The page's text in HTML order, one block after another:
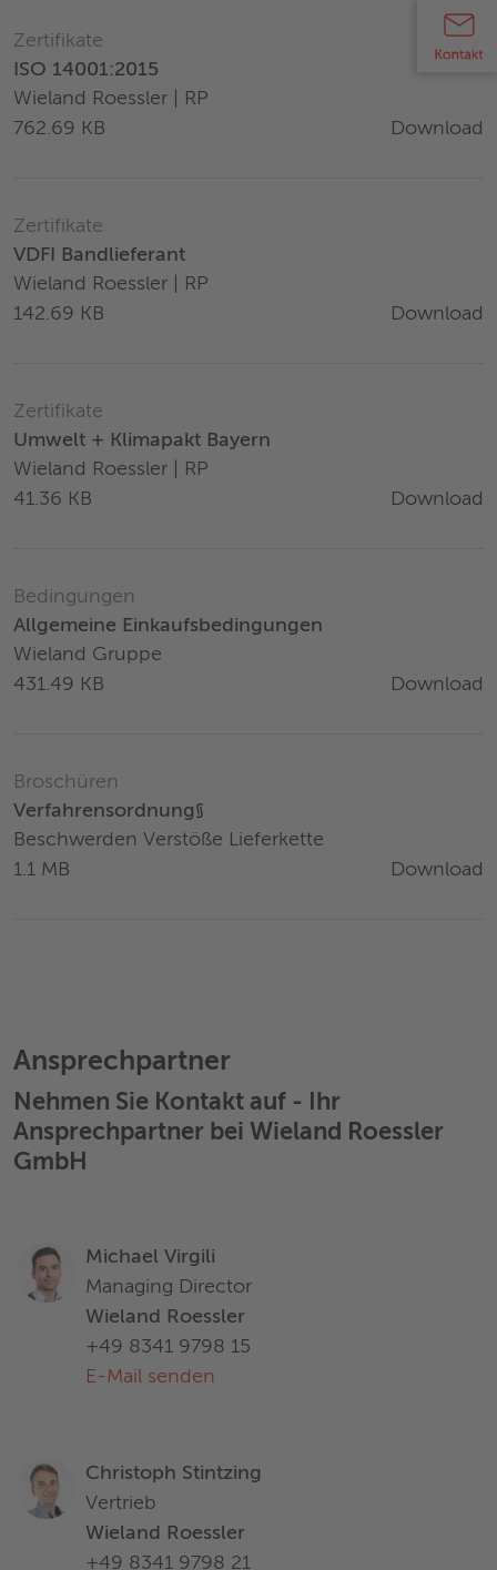
Zertifikate
ISO 14001:2015
Wieland Roessler | RP
762.69 KB
Download
Zertifikate
VDFI Bandlieferant
Wieland Roessler | RP
142.69 KB
Download
Zertifikate
Umwelt + Klimapakt Bayern
Wieland Roessler | RP
41.36 KB
Download
Bedingungen
Allgemeine Einkaufsbedingungen
Wieland Gruppe
431.49 KB
Download
Broschüren
Verfahrensordnung§
Beschwerden Verstöße Lieferkette
1.1 MB
Download
Ansprechpartner
Nehmen Sie Kontakt auf - Ihr
Ansprechpartner bei Wieland Roessler
GmbH
Michael Virgili
Managing Director
Wieland Roessler
+49 8341 9798 15
E-Mail senden
Christoph Stintzing
Vertrieb
Wieland Roessler
+49 8341 9798 21